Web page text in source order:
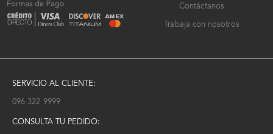
Contáctanos
Trabaja con nosotros
SERVICIO AL CLIENTE:
096 322 9999
CONSULTA TU PEDIDO: